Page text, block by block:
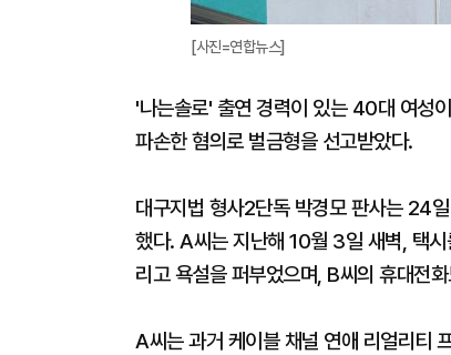
[사진=연합뉴스]
'나는솔로' 출연 경력이 있는 40대 여성
파손한 혐의로 벌금형을 선고받았다.
대구지법 형사2단독 박경모 판사는 24
했다. A씨는 지난해 10월 3일 새벽, 택
리고 욕설을 퍼부었으며, B씨의 휴대전
A씨는 과거 케이블 채널 연애 리얼리티